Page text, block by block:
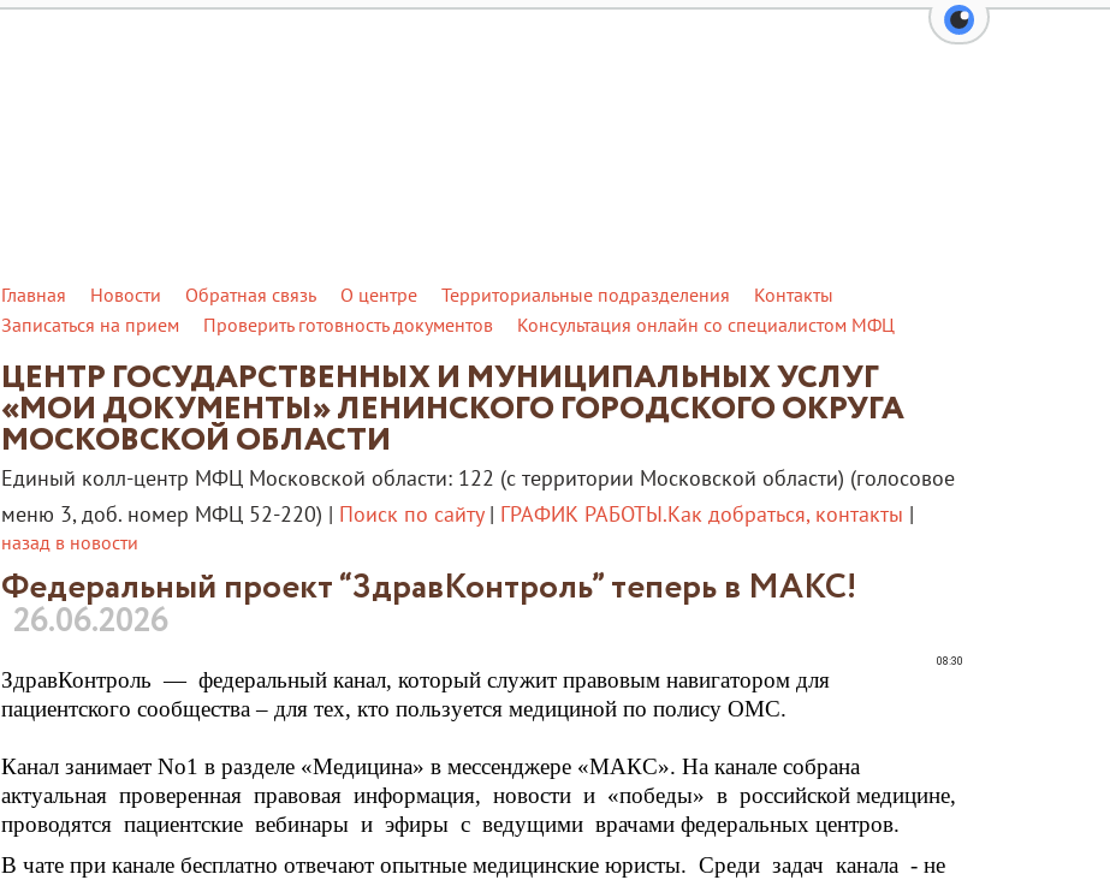
перейти на
Главная Новости Обратная связь О центре Территориальные подразделения
Контакты
Записаться на прием
Проверить готовность документов Консультация онлайн со специалистом МФЦ
ЦЕНТР ГОСУДАРСТВЕННЫХ И МУНИЦИПАЛЬНЫХ УСЛУГ
«МОИ ДОКУМЕНТЫ» ЛЕНИНСКОГО ГОРОДСКОГО ОКРУГА
МОСКОВСКОЙ ОБЛАСТИ
Единый колл-центр МФЦ Московской области: 122 (с территории Московской области) (голосовое
меню 3, доб. номер МФЦ 52-220) | Поиск по сайту| ГРАФИК РАБОТЫ.Как добраться, контакты |
назад в новости
Федеральный проект “ЗдравКонтроль” теперь в МАКС!
26.06.2026
08:30
ЗдравКонтроль — федеральный канал, который служит правовым навигатором для
пациентского сообщества – для тех, кто пользуется медициной по полису ОМС.
Канал занимает No1 в разделе «Медицина» в мессенджере «МАКС». На канале собрана
актуальная проверенная правовая информация, новости и «победы» в российской медицине,
проводятся пациентские вебинары и эфиры с ведущими врачами федеральных центров.
В чате при канале бесплатно отвечают опытные медицинские юристы. Среди задач канала - не